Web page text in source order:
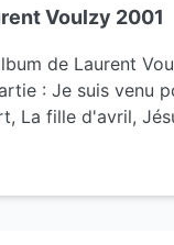
Voulzy 2001
de Laurent
: Je suis venu
La fille d'avril,